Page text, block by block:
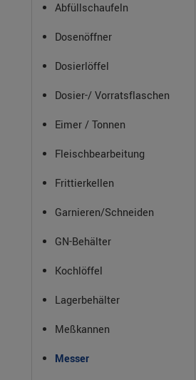
Abfüllschaufeln
Dosenöffner
Dosierlöffel
Dosier-/ Vorratsflaschen
Eimer / Tonnen
Fleischbearbeitung
Frittierkellen
Garnieren/Schneiden
GN-Behälter
Kochlöffel
Lagerbehälter
Meßkannen
Messer